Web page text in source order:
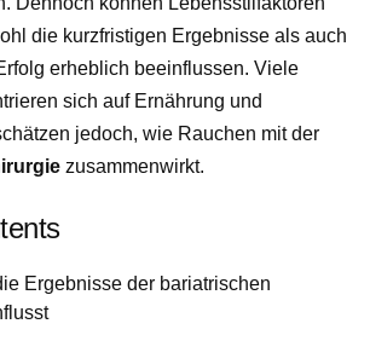
die kurzfristigen Ergebnisse als auch
erheblich beeinflussen. Viele
sich auf Ernährung und
jedoch, wie Rauchen mit der
zusammenwirkt.
Ergebnisse der bariatrischen